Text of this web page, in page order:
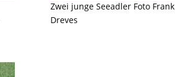
Zwei junge Seeadler Foto Frank
Dreves